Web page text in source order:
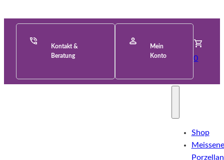
Kontakt &
Beratung
Mein
Konto
0
Shop
Porzellan